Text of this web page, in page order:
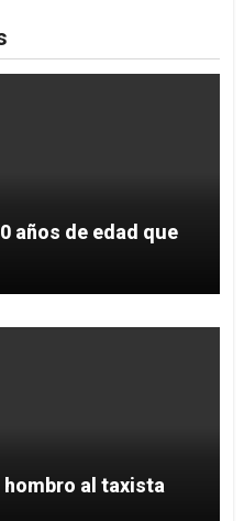
años de edad que
hombro al taxista